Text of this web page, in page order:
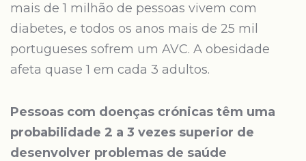
mais de 1 milhão de pessoas vivem com
diabetes, e todos os anos mais de 25 mil
portugueses sofrem um AVC. A obesidade
afeta quase 1 em cada 3 adultos.
Pessoas com doenças crónicas têm uma
probabilidade 2 a 3 vezes superior de
desenvolver problemas de saúde